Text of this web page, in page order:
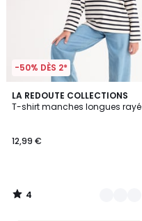
-50% DÈS 2*
LA REDOUTE COLLECTIONS
T-shirt manches longues rayé
12,99 €
4
/
2
Couleurs
4
/